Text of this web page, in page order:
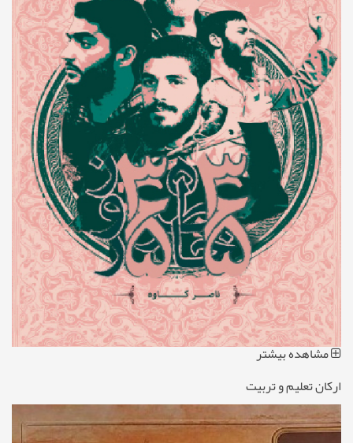
مشاهده بیشتر
ارکان تعلیم و تربیت